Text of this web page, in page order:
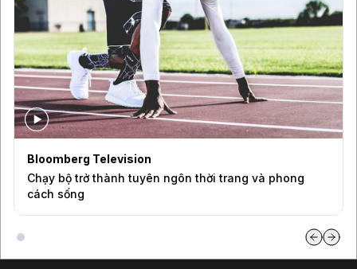
Bloomberg Television
Chạy bộ trở thành tuyên ngôn thời trang và phong
cách sống